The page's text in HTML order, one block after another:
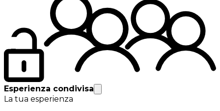
Esperienza condivisa
La tua esperienza